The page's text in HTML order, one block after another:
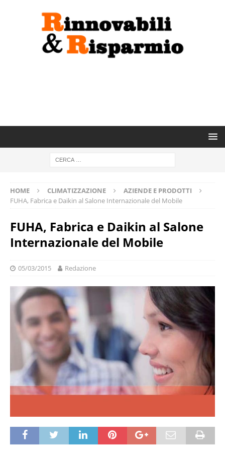
HOME CLIMATIZZAZIONE
AZIENDE E PRODOTTI
FUHA, Fabrica e Daikin al Salone Internazionale del Mobile
FUHA, Fabrica e Daikin al Salone
Internazionale del Mobile
05/03/2015 Redazione